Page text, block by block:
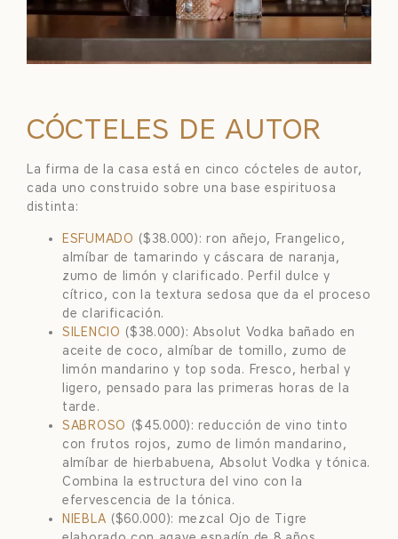
CÓCTELES DE AUTOR
La firma de la casa está en cinco cócteles de autor,
cada uno construido sobre una base espirituosa
distinta:
ESFUMADO ($38.000): ron añejo, Frangelico,
almíbar de tamarindo y cáscara de naranja,
zumo de limón y clarificado. Perfil dulce y
cítrico, con la textura sedosa que da el proceso
de clarificación.
SILENCIO ($38.000): Absolut Vodka bañado en
aceite de coco, almíbar de tomillo, zumo de
limón mandarino y top soda. Fresco, herbal y
ligero, pensado para las primeras horas de la
tarde.
SABROSO ($45.000): reducción de vino tinto
con frutos rojos, zumo de limón mandarino,
almíbar de hierbabuena, Absolut Vodka y tónica.
Combina la estructura del vino con la
efervescencia de la tónica.
NIEBLA ($60.000): mezcal Ojo de Tigre